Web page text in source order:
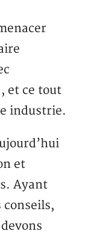
et ce tout
industrie.
et
Ayant
conseils,